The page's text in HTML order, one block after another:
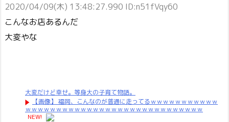
2020/04/09(木) 13:48:27.990 ID:n51fVqy60
こんなお店あるんだ
大変やな
大変だけど幸せ。等身大の子育て物語。
【画像】 福岡、こんなのが普通に走ってるｗｗｗｗｗｗｗｗｗｗｗ
ｗｗｗｗｗｗｗｗｗｗｗｗｗｗｗｗｗｗｗｗｗｗｗｗｗｗｗｗｗ
NEW!